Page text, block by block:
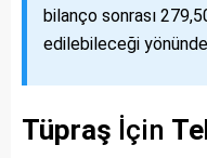
bilanço sonrası
edilebileceği
Tüpraş İçin